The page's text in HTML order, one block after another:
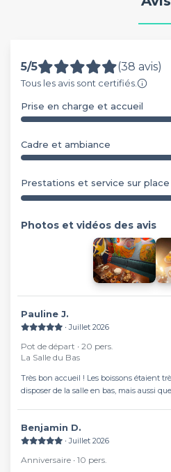
5/5 (38 avis)
Tous les avis sont certifiés.
Prise en charge et accueil
Cadre et ambiance
Prestations et service sur place
Photos et vidéos des avis
Pauline J.
∙ Juillet 2026
Pot de départ ∙ 20 pers.
La Salle du Bas
Très bon accueil ! Les boissons étaient
disposer de la salle en bas, mais aussi
Benjamin D.
∙ Juillet 2026
Anniversaire ∙ 10 pers.